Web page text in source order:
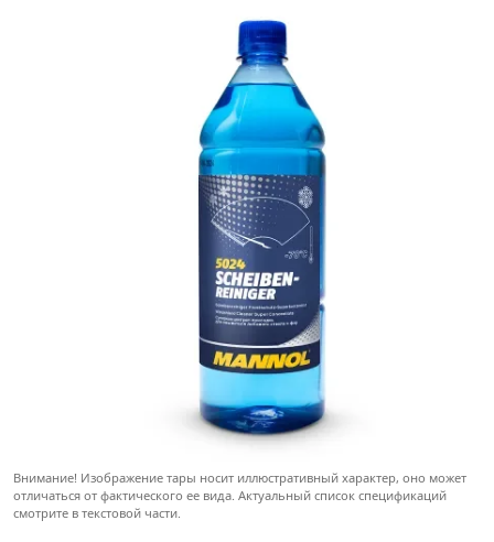
Внимание! Изображение тары носит иллюстративный характер, оно может
отличаться от фактического ее вида. Актуальный список спецификаций
смотрите в текстовой части.